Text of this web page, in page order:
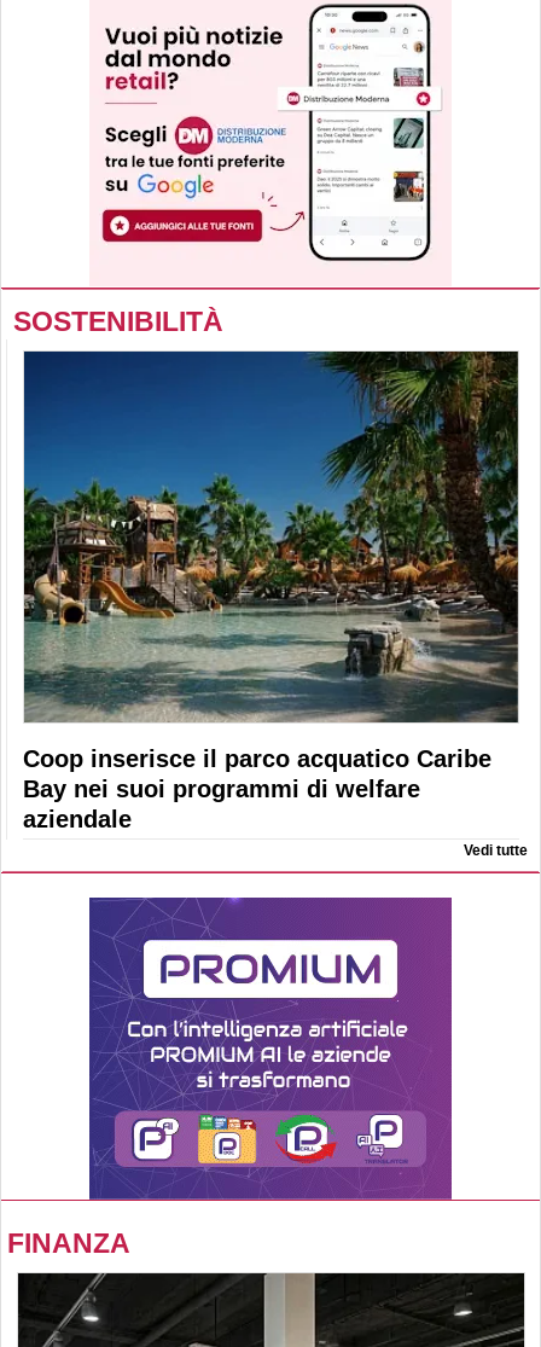
SOSTENIBILITÀ
Coop inserisce il parco acquatico Caribe
Bay nei suoi programmi di welfare
aziendale
Vedi tutte
FINANZA